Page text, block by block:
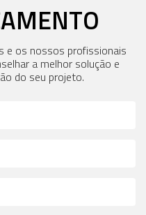
e os nossos profissionais
a melhor solução e
do seu projeto.